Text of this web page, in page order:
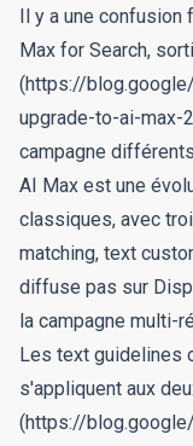
Il y a une
Max for Search,
(https://
upgrade-to-ai-max-
campagne
AI Max est une
classiques, avec
matching, text
diffuse pas sur
la campagne multi-
Les text guidelines
s'appliquent aux
(https://